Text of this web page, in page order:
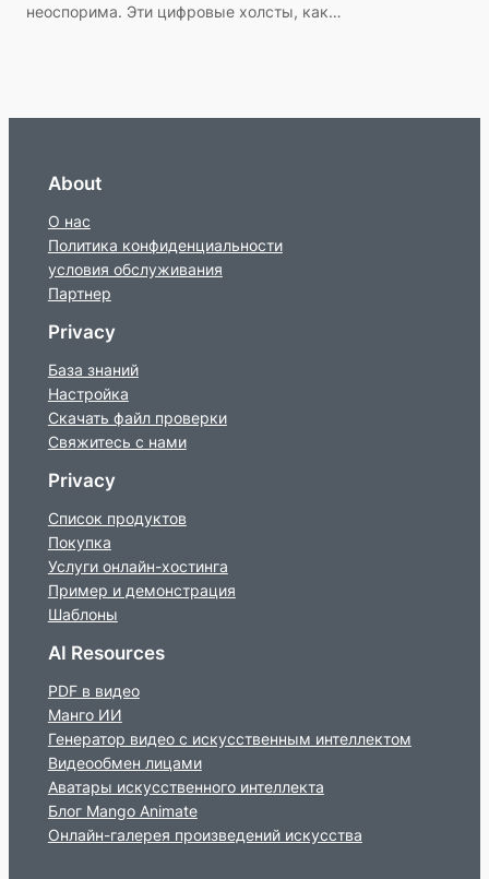
неоспорима. Эти цифровые холсты, как…
About
О нас
Политика конфиденциальности
условия обслуживания
Партнер
Privacy
База знаний
Настройка
Скачать файл проверки
Свяжитесь с нами
Privacy
Список продуктов
Покупка
Услуги онлайн-хостинга
Пример и демонстрация
Шаблоны
AI Resources
PDF в видео
Манго ИИ
Генератор видео с искусственным интеллектом
Видеообмен лицами
Аватары искусственного интеллекта
Блог Mango Animate
Онлайн-галерея произведений искусства